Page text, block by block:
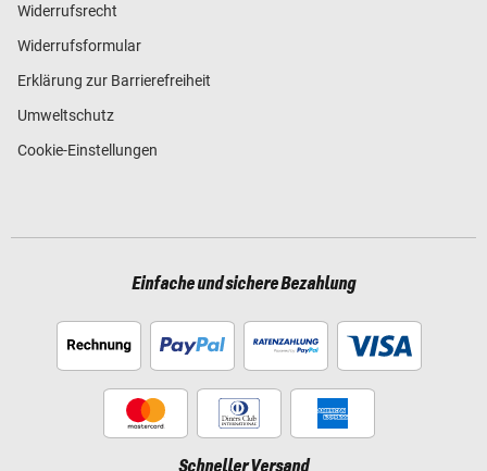
Widerrufsrecht
Widerrufsformular
Erklärung zur Barrierefreiheit
Umweltschutz
Cookie-Einstellungen
Einfache und sichere Bezahlung
Schneller Versand